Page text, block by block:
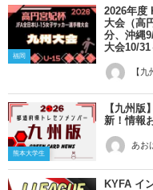
福岡
2026年度
大会（高
分、沖縄
大会10/
【
熊本大学生
【九州
新！情報
あお
KYFA イ